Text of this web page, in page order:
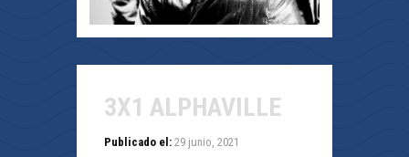
3X1 ALPHAVILLE
Publicado el: 29 junio, 2021